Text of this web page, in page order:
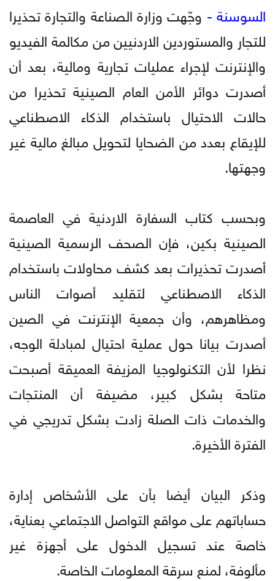
السوسنة - وجّهت وزارة الصناعة والتجارة تحذيرا
للتجار والمستوردين الاردنيين من مكالمة الفيديو
والإنترنت لإجراء عمليات تجارية ومالية، بعد أن
أصدرت دوائر الأمن العام الصينية تحذيرا من
حالات الاحتيال باستخدام الذكاء الاصطناعي
للإيقاع بعدد من الضحايا لتحويل مبالغ مالية غير
وجهتها.
وبحسب كتاب السفارة الاردنية في العاصمة
الصينية بكين، فإن الصحف الرسمية الصينية
أصدرت تحذيرات بعد كشف محاولات باستخدام
الذكاء الاصطناعي لتقليد أصوات الناس
ومظاهرهم، وأن جمعية الإنترنت في الصين
أصدرت بيانا حول عملية احتيال لمبادلة الوجه،
نظرا لأن التكنولوجيا المزيفة العميقة أصبحت
متاحة بشكل كبير، مضيفة أن المنتجات
والخدمات ذات الصلة زادت بشكل تدريجي في
الفترة الأخيرة.
وذكر البيان أيضا بأن على الأشخاص إدارة
حساباتهم على مواقع التواصل الاجتماعي بعناية،
خاصة عند تسجيل الدخول على أجهزة غير
مألوفة، لمنع سرقة المعلومات الخاصة.